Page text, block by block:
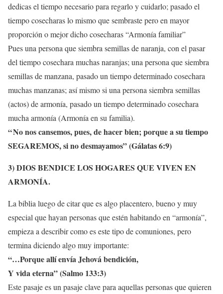
dedicas el tiempo necesario para regarlo y cuidarlo; pasado el
tiempo cosecharas lo mismo que sembraste pero en mayor
proporción o mejor dicho cosecharas “Armonía familiar”
Pues una persona que siembra semillas de naranja, con el pasar
del tiempo cosechara muchas naranjas; una persona que siembra
semillas de manzana, pasado un tiempo determinado cosechara
muchas manzanas; así mismo si una persona siembra semillas
(actos) de armonía, pasado un tiempo determinado cosechara
mucha armonía (Armonía en su familia).
“No nos cansemos, pues, de hacer bien; porque a su tiempo
SEGAREMOS, si no desmayamos” (Gálatas 6:9)
3) DIOS BENDICE LOS HOGARES QUE VIVEN EN
ARMONÍA.
La biblia luego de citar que es algo placentero, bueno y muy
especial que hayan personas que estén habitando en “armonía”,
empieza a describir como es este tipo de comuniones, pero
termina diciendo algo muy importante:
“…Porque allí envía Jehová bendición,
Y vida eterna” (Salmo 133:3)
Este pasaje es un pasaje clave para aquellas personas que quieren